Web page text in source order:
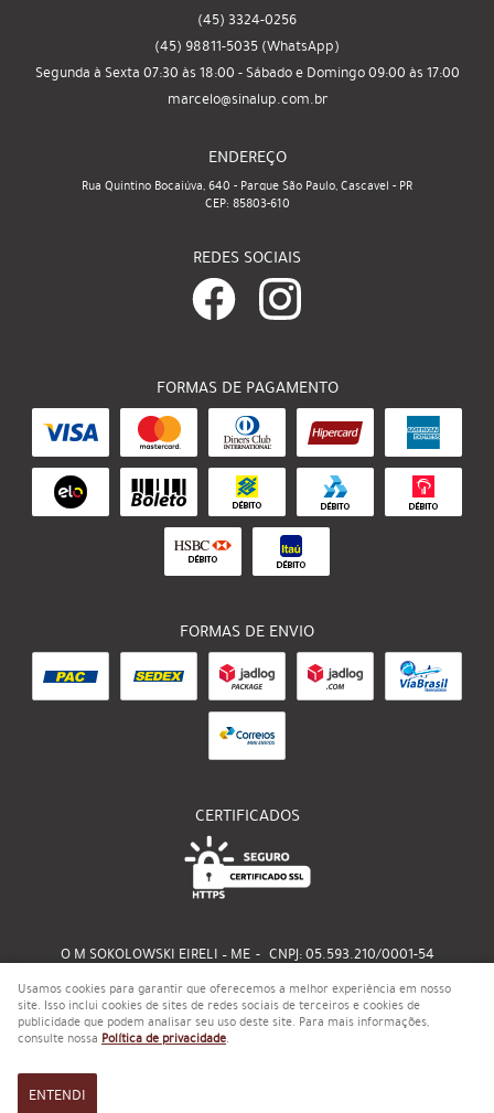
(45) 3324-0256
(45) 98811-5035 (WhatsApp)
Segunda à Sexta 07:30 às 18:00 - Sábado e Domingo 09:00 às 17:00
marcelo@sinalup.com.br
ENDEREÇO
Rua Quintino Bocaiúva, 640 - Parque São Paulo, Cascavel - PR
CEP: 85803-610
REDES SOCIAIS
FORMAS DE PAGAMENTO
FORMAS DE ENVIO
CERTIFICADOS
O M SOKOLOWSKI EIRELI – ME CNPJ: 05.593.210/0001-54
LOJA VIRTUAL CRIADA POR
Usamos cookies para garantir que oferecemos a melhor experiência em nosso
site. Isso inclui cookies de sites de redes sociais de terceiros e cookies de
publicidade que podem analisar seu uso deste site. Para mais informações,
consulte nossa Política de privacidade.
ENTENDI